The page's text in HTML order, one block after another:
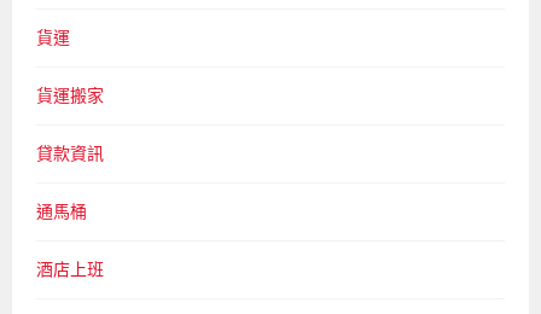
貨運
貨運搬家
貸款資訊
通馬桶
酒店上班